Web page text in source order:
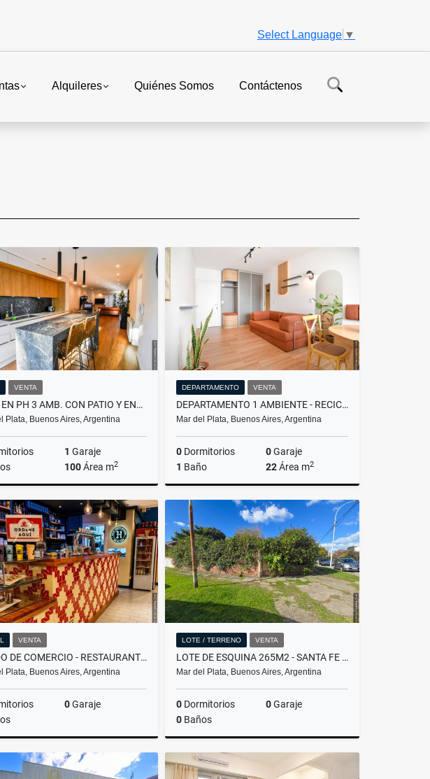
Select Language ▼
Alquileres Quiénes Somos Contáctenos
VENTA
CASA EN PH 3 AMB. CON PATIO Y ENTRADA P/AUTO - NECOCHEA Y ESPAÑA
Plata, Buenos Aires, Argentina
1 Garaje
100Área m2
Venta
US$195,000
DEPARTAMENTO VENTA
DEPARTAMENTO 1 AMBIENTE - RECICLADO Y EQUIPADO - MITRE Y BELGRANO
Mar del Plata, Buenos Aires, Argentina
0 Dormitorios 0Garaje
1 Baño 22Área m2
Venta
US$53,500
VENTA
FONDO DE COMERCIO - RESTAURANTE/HELADERIA - ROCA Y PEÑA
Plata, Buenos Aires, Argentina
0Garaje
Venta
US$160,000
LOTE / TERRENO VENTA
LOTE DE ESQUINA 265M2 - SANTA FE Y LARREA
Mar del Plata, Buenos Aires, Argentina
0 Dormitorios 0Garaje
0 Baños
Venta
US$130,000